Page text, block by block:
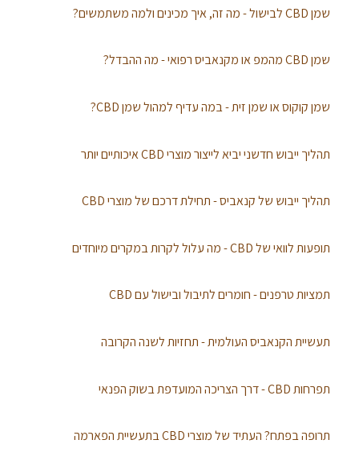
שמן CBD לבישול - מה זה, איך מכינים ולמה משתמשים?
שמן CBD מהמפ או מקנאביס רפואי - מה ההבדל?
שמן קוקוס או שמן זית - במה עדיף למהול שמן CBD?
תהליך ייבוש חדשני יביא לייצור מוצרי CBD איכותיים יותר
תהליך ייבוש של קנאביס - תחילת דרכם של מוצרי CBD
תופעות לוואי של CBD - מה עלול לקרות במקרים מיוחדים
תמציות טרפנים - חומרים לתיבול ובישול עם CBD
תעשיית הקנאביס העולמית - תחזיות לשנה הקרובה
תפרחות CBD - דרך הצריכה המועדפת בשוק הפנאי
תרופה בפתח? העתיד של מוצרי CBD בתעשיית הפארמה